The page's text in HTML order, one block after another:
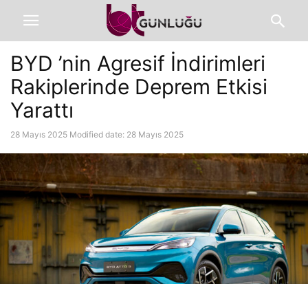
BYD ’nin Agresif İndirimleri
Rakiplerinde Deprem Etkisi
Yarattı
28 Mayıs 2025 Modified date: 28 Mayıs 2025